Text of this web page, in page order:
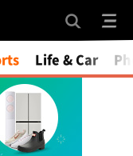
Life & Car